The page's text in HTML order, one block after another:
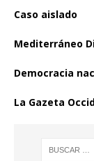
Caso aislado
Mediterráneo
Democracia
La Gazeta